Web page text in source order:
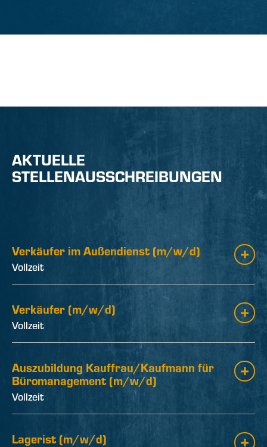
AKTUELLE
STELLENAUSSCHREIBUNGEN
Verkäufer im Außendienst (m/w/d)
Vollzeit
Verkäufer (m/w/d)
Vollzeit
Auszubildung Kauffrau/Kaufmann für
Büromanagement (m/w/d)
Vollzeit
Lagerist (m/w/d)